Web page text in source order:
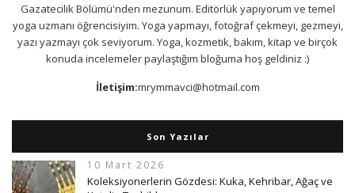
Gazatecilik Bölümü'nden mezunum. Editörlük yapıyorum ve temel
yoga uzmanı öğrencisiyim. Yoga yapmayı, fotoğraf çekmeyi, gezmeyi,
yazı yazmayı çok seviyorum. Yoga, kozmetik, bakım, kitap ve birçok
konuda incelemeler paylaştığım bloğuma hoş geldiniz :)
İletişim:mrymmavci@hotmail.com
Son Yazılar
10 Mart 2026
Koleksiyonerlerin Gözdesi: Kuka, Kehribar, Ağaç ve